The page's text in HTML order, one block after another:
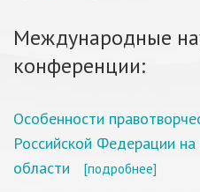
Международные
конференции:
Особенности
Российской Федерации
области
[подробнее]